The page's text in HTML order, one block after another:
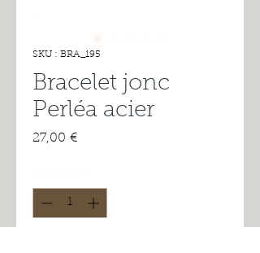
SKU : BRA_195
Bracelet jonc
Perléa acier
27,00 €Prix